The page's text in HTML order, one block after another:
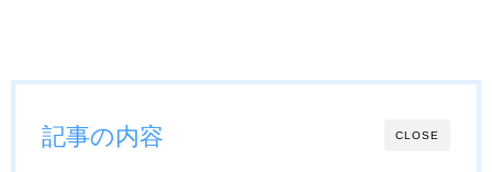
CLOSE
記事の内容